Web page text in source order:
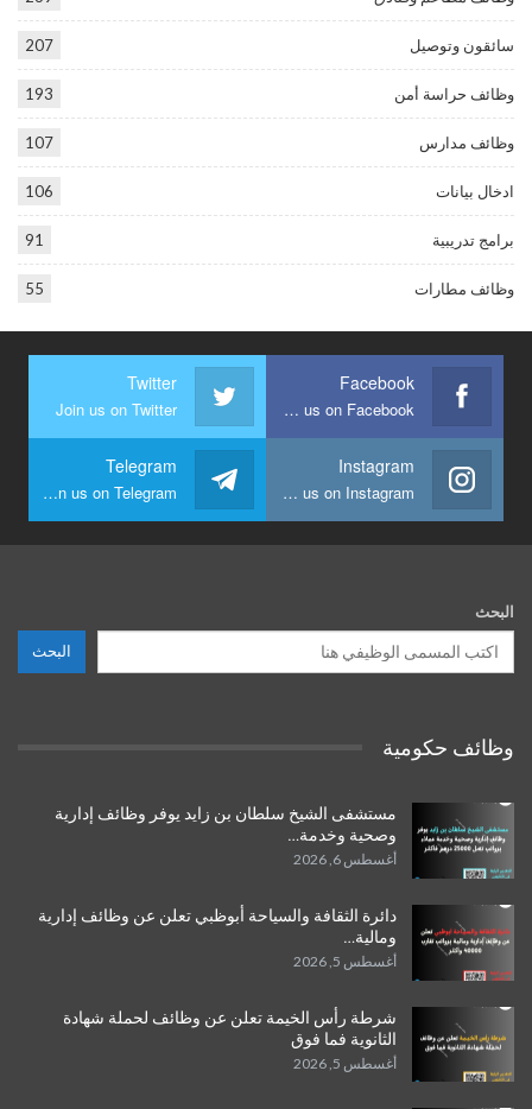
سائقون وتوصيل 207
وظائف حراسة أمن 193
وظائف مدارس 107
ادخال بيانات 106
برامج تدريبية 91
وظائف مطارات 55
Facebook
Join us on Facebook
Twitter
Join us on Twitter
Instagram
Join us on Instagram
Telegram
Join us on Telegram
البحث
البحث
وظائف حكومية
مستشفى الشيخ سلطان بن زايد يوفر وظائف إدارية
وصحية وخدمة…
أغسطس 6, 2026
دائرة الثقافة والسياحة أبوظبي تعلن عن وظائف إدارية
ومالية…
أغسطس 5, 2026
شرطة رأس الخيمة تعلن عن وظائف لحملة شهادة
الثانوية فما فوق
أغسطس 5, 2026